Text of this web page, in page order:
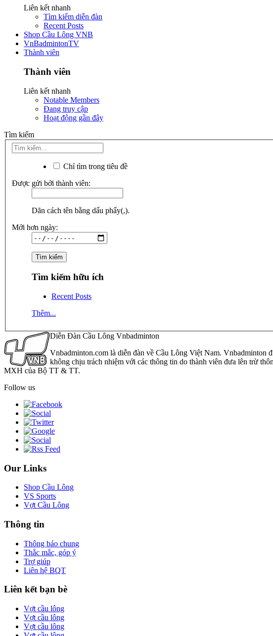
Liên kết nhanh
Tìm kiếm diễn đàn
Recent Posts
Shop Cầu Lông VNB
VnBadmintonTV
Thành viên
Thành viên
Liên kết nhanh
Notable Members
Đang truy cập
Hoạt động gần đây
Tìm kiếm
Chỉ tìm trong tiêu đề
Được gửi bởi thành viên:
Dãn cách tên bằng dấu phẩy(,).
Mới hơn ngày:
Tìm kiếm hữu ích
Recent Posts
Thêm...
Diễn Đàn Cầu Lông Vnbadminton
Vnbadminton.com là diễn đàn về Cầu Lông Việt Nam. Vnbadminton
không chịu trách nhiệm với các thông tin do thành viên đưa lên trừ
MXH của Bộ TT & TT.
Follow us
Our Links
Shop Cầu Lông
VS Sports
Vợt Cầu Lông
Thông tin
Thông báo chung
Thắc mắc, góp ý
Trợ giúp
Liên hệ BQT
Liên kết bạn bè
Vợt cầu lông
Vợt cầu lông
Vợt cầu lông